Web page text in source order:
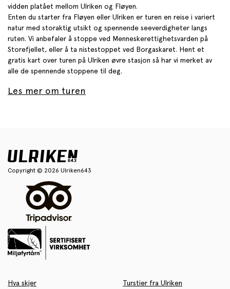
vidden platået mellom Ulriken og Fløyen.
Enten du starter fra Fløyen eller Ulriken er turen en reise i variert
natur med storaktig utsikt og spennende seeverdigheter langs
ruten. Vi anbefaler å stoppe ved Menneskerettighetsvarden på
Storefjellet, eller å ta nistestoppet ved Borgaskaret. Hent et
gratis kart over turen på Ulriken øvre stasjon så har vi merket av
alle de spennende stoppene til deg.
Les mer om turen
Copyright © 2026 Ulriken643
Hva skjer
Turstier fra Ulriken